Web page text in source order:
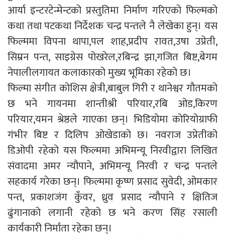
आर्या इन्टरटेन्मेन्टको प्रस्तुतिमा निर्माण गरिएको फिल्मको
कथा तथा पटकथा निर्देशक चन्द्र पन्तले नै लेखेका हुन्। यस
फिल्ममा विपना थापा,पल शाह,प्रदीप रावत,उषा उप्रेती,
सिम्रन पन्त, साइग्रेस पोखरेल,रबिन्द्र झा,गजित बिष्ट,बेगम
नेपालीलगायत कलाकारको मुख्य भूमिका रहेको छ।
फिल्मा संगीत कोशिस क्षेत्री,बाबुल गिरी र थानेश्वर गौतमको
छ भने गायनमा शान्तीश्री परियार,रबि ओड,किरण
परियार,यमन श्रेष्ठले गाएका छन्। भिडियोमा कोरियोग्राफी
गंभीर बिष्ट र दिलिप ओखेडाको छ। नवराज उप्रेतीको
डिओपी रहेको यस फिल्ममा अभिमन्यू निरवीद्वारा लिखित
संवादमा अमर न्यौपाने, अभिमन्यू निरवी र चन्द्र पन्तले
सहकार्य गरेका छन्। फिल्ममा कृष्ण प्रसाद सुवेदी, ओमकार
पन्त, प्रकाशजंग कुँवर, ध्रुव प्रसाद न्यौपाने र क्षितिज
ढुंगानाको लगानी रहेको छ भने करण सिंह रसाली
कार्यकारी निर्माता रहेका छन्।